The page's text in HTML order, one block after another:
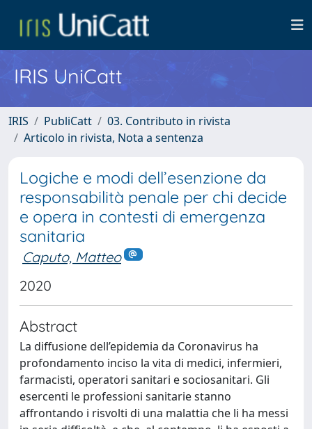
IRIS UniCatt
IRIS PubliCatt
03. Contributo in rivista
Articolo in rivista, Nota a sentenza
Logiche e modi dell’esenzione da
responsabilità penale per chi decide
e opera in contesti di emergenza
sanitaria
Caputo, Matteo
2020
Abstract
La diffusione dell’epidemia da Coronavirus ha
profondamento inciso la vita di medici, infermieri,
farmacisti, operatori sanitari e sociosanitari. Gli
esercenti le professioni sanitarie stanno
affrontando i risvolti di una malattia che li ha messi